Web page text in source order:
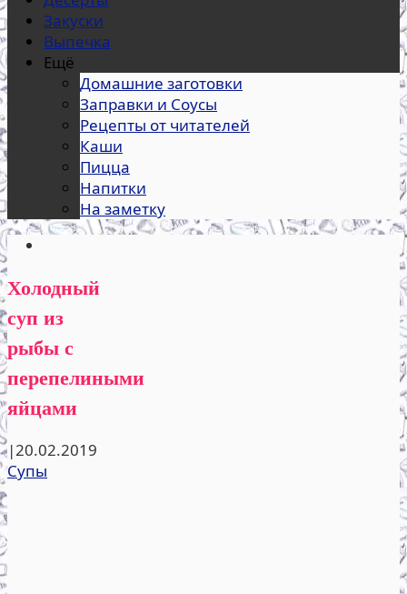
Закуски
Выпечка
Ещё
Домашние заготовки
Заправки и Соусы
Рецепты от читателей
Каши
Пицца
Напитки
На заметку
Холодный
суп из
рыбы с
перепелиными
яйцами
|20.02.2019
Супы